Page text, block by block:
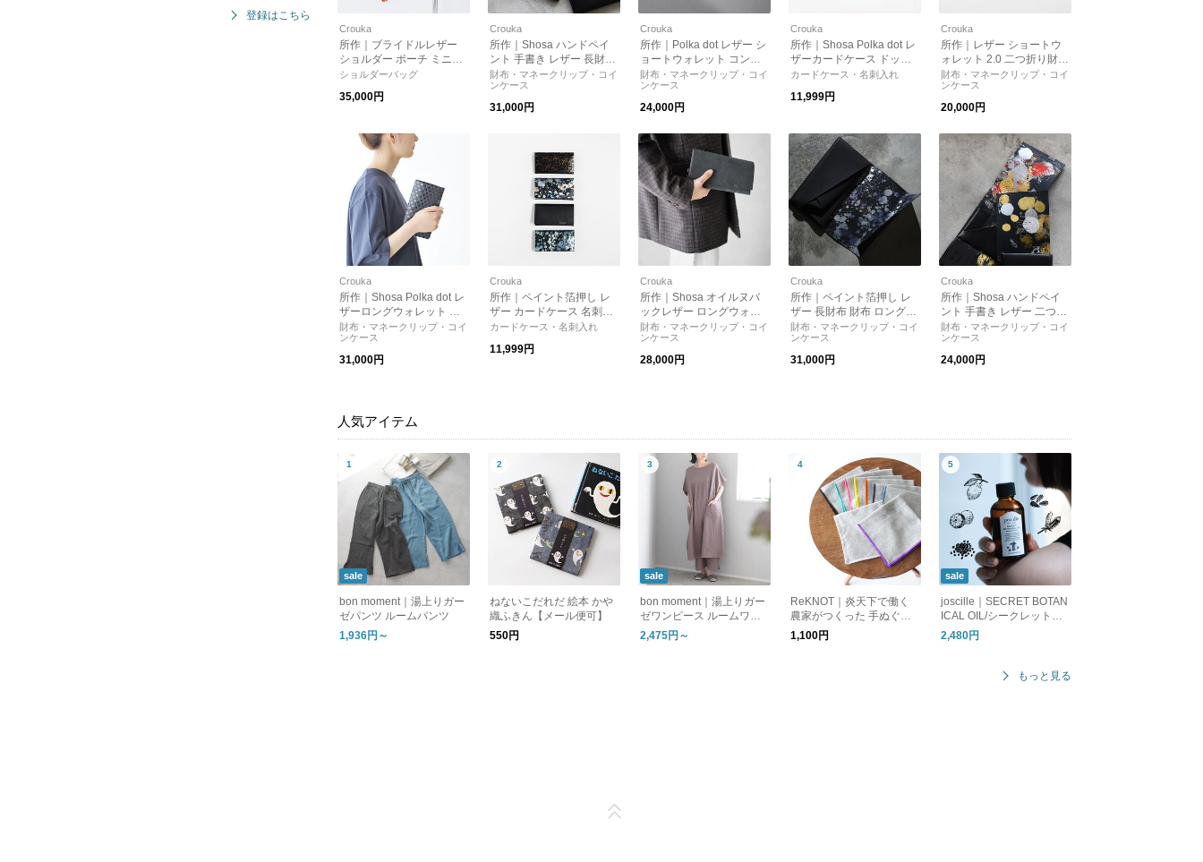
登録はこちら
Crouka
所作｜ブライドルレザー
ショルダー ポーチ ミニバ
ッグ コンパクトバッグ シ
サ
ショルダーバッグ
35,000円
Crouka
所作｜Shosa ハンドペイ
ント 手書き レザー 長財布
ロングウォレット ショサ
プレゼント
財布・マネークリップ・コイ
ンケース
31,000円
Crouka
所作｜Polka dot レザー シ
ョートウォレット コンパ
クト 財布 ミニ財布 sho-sh
2c Shosa ショサ プレゼン
ト
財布・マネークリップ・コイ
ンケース
24,000円
Crouka
所作｜Shosa Polka dot レ
ザーカードケース ドット
名刺入れ sho-car-c ショサ
カードケース・名刺入れ
11,999円
Crouka
所作｜レザー ショートウ
ォレット 2.0 二つ折り財布
財布 SHO-SH2-A プレゼン
ト プレゼント
財布・マネークリップ・コイ
ンケース
20,000円
Crouka
所作｜Shosa Polka dot レ
ザーロングウォレット ド
ット 長財布・sho-lon-c シ
ョサ プレゼント
財布・マネークリップ・コイ
ンケース
31,000円
Crouka
所作｜ペイント箔押し レ
ザー カードケース 名刺入
れ ユニセックス メンズ シ
カードケース・名刺入れ
11,999円
Crouka
所作｜Shosa オイルヌバ
ックレザー ロングウォレ
ット 長財布 Sho-lo1b ショ
サ プレゼント
財布・マネークリップ・コイ
ンケース
28,000円
Crouka
所作｜ペイント箔押し レ
ザー 長財布 財布 ロングウ
ォレット ユニセックス メ
ンズ ショサ Shosa プレゼ
ント
財布・マネークリップ・コイ
ンケース
31,000円
Crouka
所作｜Shosa ハンドペイ
ント 手書き レザー 二つ折
り財布 コンパクト ウォレ
ット ショサ プレゼント
財布・マネークリップ・コイ
ンケース
24,000円
人気アイテム
sale
bon moment｜湯上りガー
ゼパンツ ルームパンツ
1,936円～
ねないこだれだ 絵本 かや
織ふきん【メール便可】
550円
sale
bon moment｜湯上りガー
ゼワンピース ルームワン
ピース
2,475円～
ReKNOT｜炎天下で働く
農家がつくった 手ぬぐい
ハンカチ MFS2610 リノッ
ト ギフト
1,100円
sale
joscille｜SECRET BOTAN
ICAL OIL/シークレットボ
タニカルオイル
2,480円
もっと見る